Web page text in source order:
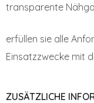
transparente
erfüllen sie alle
Einsatzzwecke mit
ZUSÄTZLICHE